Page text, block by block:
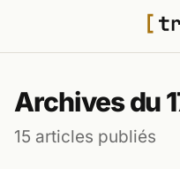
Archives du
15 articles publiés